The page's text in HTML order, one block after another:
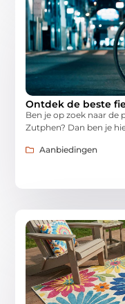
Ontdek de beste
Ben je op zoek naar de
Zutphen? Dan ben je
Aanbiedingen